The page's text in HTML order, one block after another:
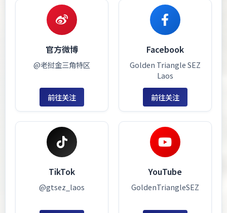
官方微博
@老挝金三角特区
前往关注
Facebook
Golden Triangle SEZ
Laos
前往关注
TikTok
@gtsez_laos
YouTube
GoldenTriangleSEZ